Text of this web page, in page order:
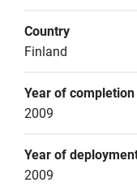
Country
Finland
Year of completion
2009
Year of
2009